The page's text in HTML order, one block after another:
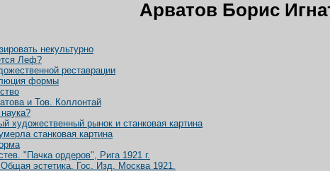
Арватов Борис
некультурно
Леф?
реставрации
формы
и Тов. Коллонтай
художественный рынок и станковая картина
станковая картина
"Пачка ордеров", Рига 1921 г.
эстетика. Гос. Изд. Москва 1921.